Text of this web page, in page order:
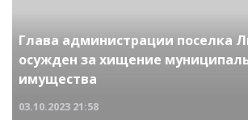
Глава администрации поселка
осужден за хищение
имущества
03.10.2023 21:58